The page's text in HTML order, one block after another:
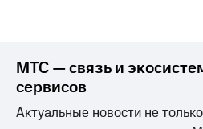
МТС — связь и
сервисов
Актуальные новости не